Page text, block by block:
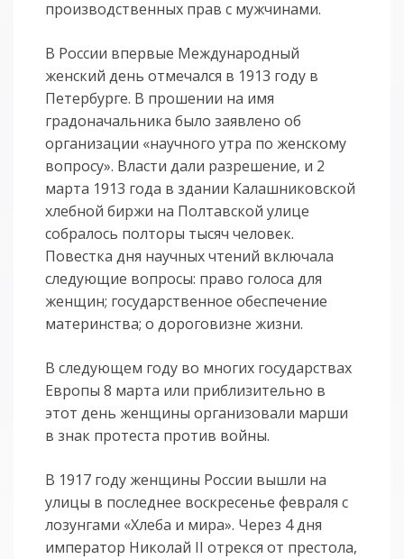
производственных прав с мужчинами.
В России впервые Международный
женский день отмечался в 1913 году в
Петербурге. В прошении на имя
градоначальника было заявлено об
организации «научного утра по женскому
вопросу». Власти дали разрешение, и 2
марта 1913 года в здании Калашниковской
хлебной биржи на Полтавской улице
собралось полторы тысяч человек.
Повестка дня научных чтений включала
следующие вопросы: право голоса для
женщин; государственное обеспечение
материнства; о дороговизне жизни.
В следующем году во многих государствах
Европы 8 марта или приблизительно в
этот день женщины организовали марши
в знак протеста против войны.
В 1917 году женщины России вышли на
улицы в последнее воскресенье февраля с
лозунгами «Хлеба и мира». Через 4 дня
император Николай II отрекся от престола,